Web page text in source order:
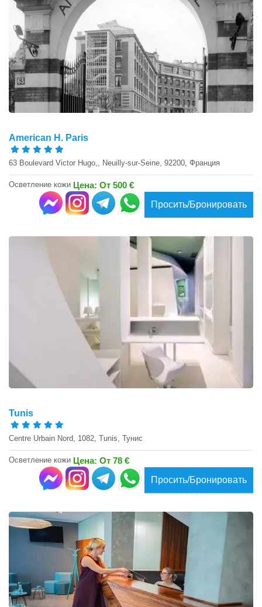
American H. Paris
63 Boulevard Victor Hugo,, Neuilly-sur-Seine, 92200, Франция
Осветление кожи Цена: От 500 €
Просить/Бронировать
Tunis
Centre Urbain Nord, 1082, Tunis, Тунис
Осветление кожи Цена: От 78 €
Просить/Бронировать